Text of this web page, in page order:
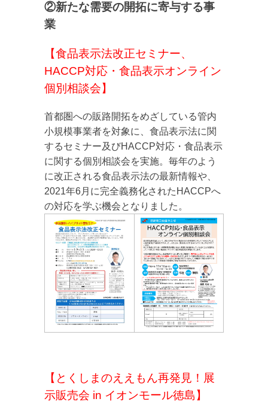
②新たな需要の開拓に寄与する事
業
【食品表示法改正セミナー、
HACCP対応・食品表示オンライン
個別相談会】
首都圏への販路開拓をめざしている管内
小規模事業者を対象に、食品表示法に関
するセミナー及びHACCP対応・食品表示
に関する個別相談会を実施。毎年のよう
に改正される食品表示法の最新情報や、
2021年6月に完全義務化されたHACCPへ
の対応を学ぶ機会となりました。
【とくしまのええもん再発見！展
示販売会 in イオンモール徳島】